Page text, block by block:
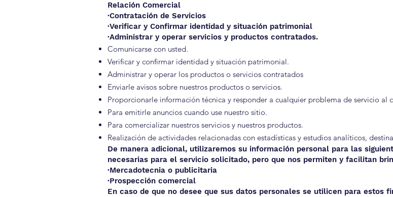
Relación Comercial
·Contratación de Servicios
·Verificar y Confirmar identidad y situación patrimonial
·Administrar y operar servicios y productos contratados.
Comunicarse con usted.
Verificar y confirmar identidad y situación patrimonial.
Administrar y operar los productos o servicios contratados
Enviarle avisos sobre nuestros productos o servicios.
Proporcionarle información técnica y responder a cualquier problema de servicio al
Para emitirle anuncios cuando use nuestro sitio.
Para comercializar nuestros servicios y nuestros productos.
Realización de actividades relacionadas con estadísticas y estudios analíticos,
De manera adicional, utilizaremos su información personal para las
necesarias para el servicio solicitado, pero que nos permiten y facilitan
·Mercadotecnia o publicitaria
·Prospección comercial
En caso de que no desee que sus datos personales se utilicen para estos